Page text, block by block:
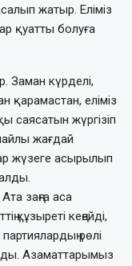
жатыр. Еліміз
қуатты болуға
Заман күрделі,
қарамастан, еліміз
саясатын жүргізіп
жағдай
жүзеге асырылып
заңға аса
құзыреті кеңейді,
партиялардың рөлі
Азаматтарымыз